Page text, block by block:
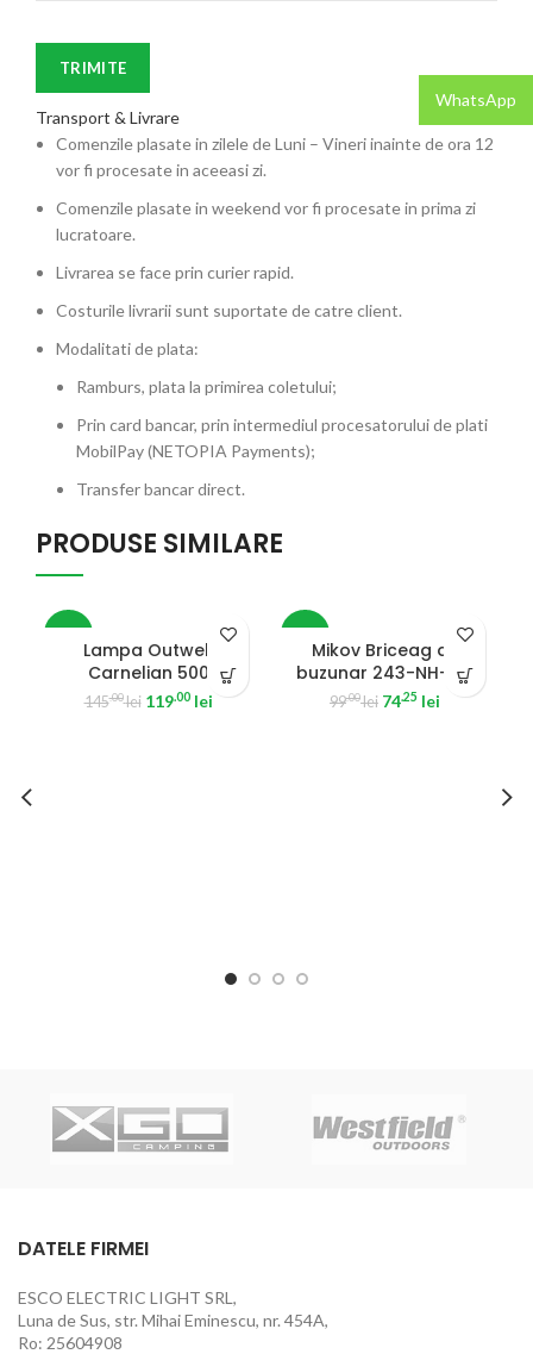
Transport & Livrare
Comenzile plasate in zilele de Luni – Vineri inainte de ora 12
vor fi procesate in aceeasi zi.
Comenzile plasate in weekend vor fi procesate in prima zi
lucratoare.
Livrarea se face prin curier rapid.
Costurile livrarii sunt suportate de catre client.
Modalitati de plata:
Ramburs, plata la primirea coletului;
Prin card bancar, prin intermediul procesatorului de plati
MobilPay (NETOPIA Payments);
Transfer bancar direct.
PRODUSE SIMILARE
Lampa Outwell
Carnelian 500
145.00lei 119.00 lei
Mikov Briceag de
buzunar 243-NH-1/A
99.00lei 74.25 lei
DATELE FIRMEI
ESCO ELECTRIC LIGHT SRL,
Luna de Sus, str. Mihai Eminescu, nr. 454A,
Ro: 25604908
WhatsApp